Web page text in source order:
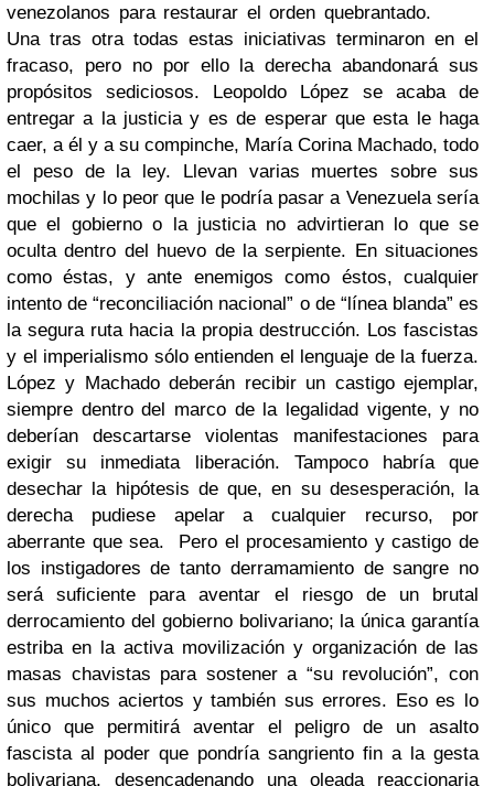
venezolanos para restaurar el orden quebrantado.
Una tras otra todas estas iniciativas terminaron en el
fracaso, pero no por ello la derecha abandonará sus
propósitos sediciosos. Leopoldo López se acaba de
entregar a la justicia y es de esperar que esta le haga
caer, a él y a su compinche, María Corina Machado, todo
el peso de la ley. Llevan varias muertes sobre sus
mochilas y lo peor que le podría pasar a Venezuela sería
que el gobierno o la justicia no advirtieran lo que se
oculta dentro del huevo de la serpiente. En situaciones
como éstas, y ante enemigos como éstos, cualquier
intento de “reconciliación nacional” o de “línea blanda” es
la segura ruta hacia la propia destrucción. Los fascistas
y el imperialismo sólo entienden el lenguaje de la fuerza.
López y Machado deberán recibir un castigo ejemplar,
siempre dentro del marco de la legalidad vigente, y no
deberían descartarse violentas manifestaciones para
exigir su inmediata liberación. Tampoco habría que
desechar la hipótesis de que, en su desesperación, la
derecha pudiese apelar a cualquier recurso, por
aberrante que sea. Pero el procesamiento y castigo de
los instigadores de tanto derramamiento de sangre no
será suficiente para aventar el riesgo de un brutal
derrocamiento del gobierno bolivariano; la única garantía
estriba en la activa movilización y organización de las
masas chavistas para sostener a “su revolución”, con
sus muchos aciertos y también sus errores. Eso es lo
único que permitirá aventar el peligro de un asalto
fascista al poder que pondría sangriento fin a la gesta
bolivariana, desencadenando una oleada reaccionaria